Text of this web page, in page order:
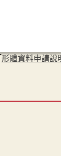
形體資料申請說